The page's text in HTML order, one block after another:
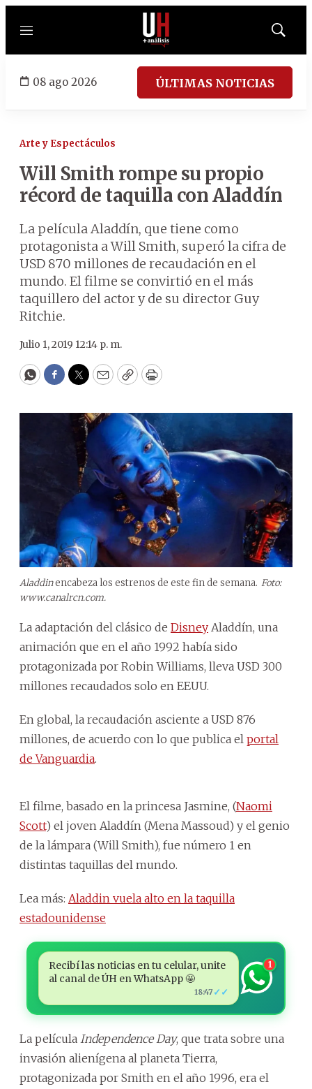
Menú
Mostrar
08 ago 2026 ÚLTIMAS NOTICIAS
Arte y Espectáculos
Will Smith rompe su propio
récord de taquilla con Aladdín
La película Aladdín, que tiene como
protagonista a Will Smith, superó la cifra de
USD 870 millones de recaudación en el
mundo. El filme se convirtió en el más
taquillero del actor y de su director Guy
Ritchie.
Julio 1, 2019 12:14 p. m.
WhatsApp
Facebook
Twitter
EmailCopyPrint
Aladdinencabeza los estrenos de este fin de semana. Foto:
www.canalrcn.com.
La adaptación del clásico de Disney Aladdín, una
animación que en el año 1992 había sido
protagonizada por Robin Williams, lleva USD 300
millones recaudados solo en EEUU.
En global, la recaudación asciente a USD 876
millones, de acuerdo con lo que publica el portal
de Vanguardia.
El filme, basado en la princesa Jasmine, (Naomi
Scott) el joven Aladdín (Mena Massoud) y el genio
de la lámpara (Will Smith), fue número 1 en
distintas taquillas del mundo.
Lea más: Aladdin vuela alto en la taquilla
estadounidense
Recibí las noticias en tu celular, unite
al canal de ÚH en WhatsApp 🤩
18:47 ✓✓
1
La película Independence Day, que trata sobre una
invasión alienígena al planeta Tierra,
protagonizada por Smith en el año 1996, era el